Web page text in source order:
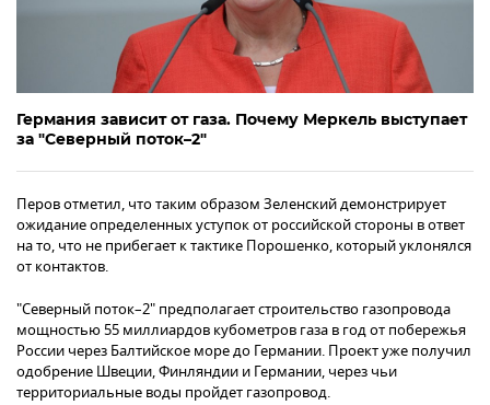
Германия зависит от газа. Почему Меркель выступает
за "Северный поток–2"
Перов отметил, что таким образом Зеленский демонстрирует
ожидание определенных уступок от российской стороны в ответ
на то, что не прибегает к тактике Порошенко, который уклонялся
от контактов.
"Северный поток–2" предполагает строительство газопровода
мощностью 55 миллиардов кубометров газа в год от побережья
России через Балтийское море до Германии. Проект уже получил
одобрение Швеции, Финляндии и Германии, через чьи
территориальные воды пройдет газопровод.